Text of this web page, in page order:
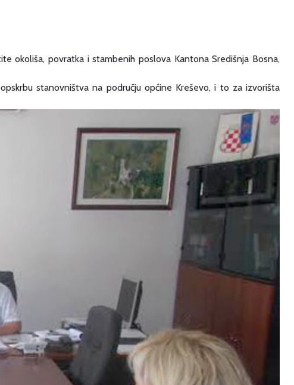
okoliša, povratka i stambenih poslova Kantona Središnja Bosna,
stanovništva na području općine Kreševo, i to za izvorišta